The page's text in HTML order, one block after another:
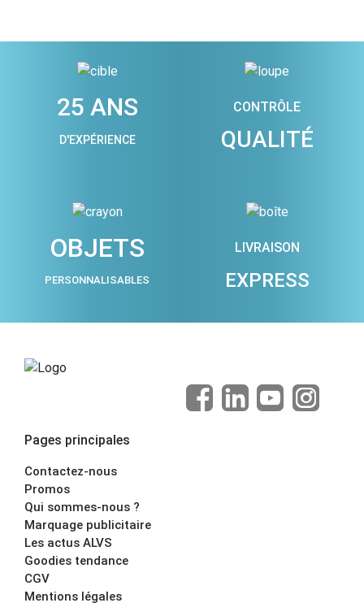
25 ANS
D'EXPÉRIENCE
CONTRÔLE
QUALITÉ
OBJETS
PERSONNALISABLES
LIVRAISON
EXPRESS
Pages principales
Contactez-nous
Promos
Qui sommes-nous ?
Marquage publicitaire
Les actus ALVS
Goodies tendance
CGV
Mentions légales